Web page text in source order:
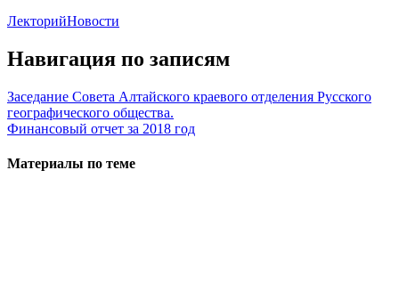
ЛекторийНовости
Навигация по записям
Заседание Совета Алтайского краевого отделения Русского
географического общества.
Финансовый отчет за 2018 год
Материалы по теме